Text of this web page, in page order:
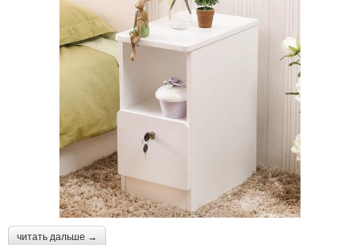
читать дальше →